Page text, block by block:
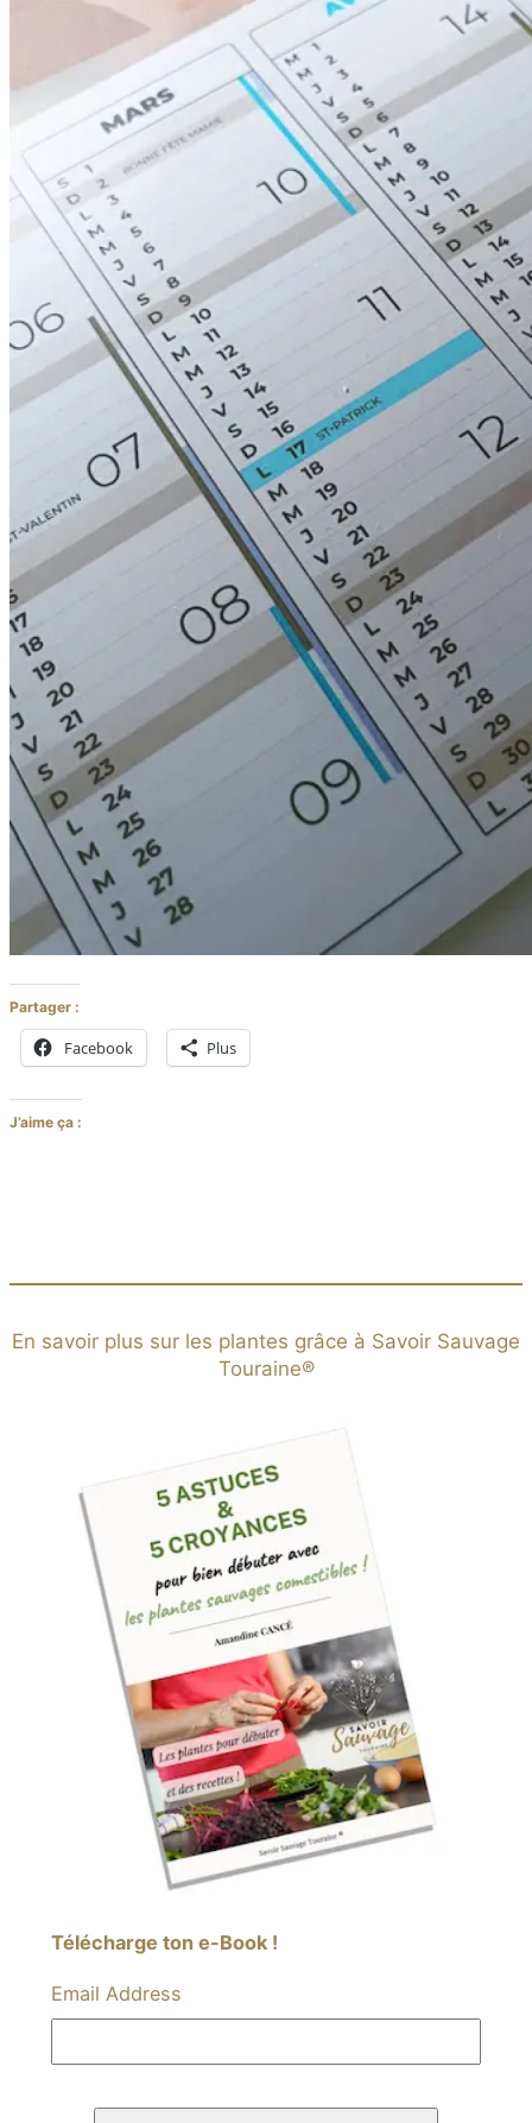
Partager :
Facebook Plus
J’aime ça :
En savoir plus sur les plantes grâce à Savoir Sauvage
Touraine®
Télécharge ton e-Book !
Email Address